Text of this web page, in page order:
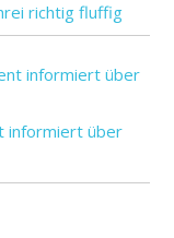
richtig fluffig
informiert über